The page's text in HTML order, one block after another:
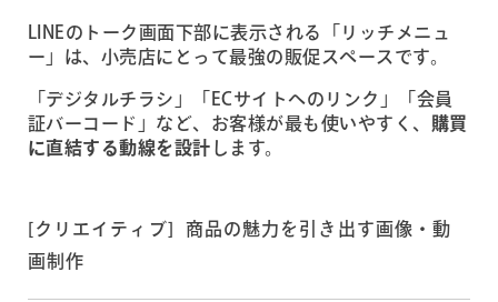
LINEのトーク画面下部に表示される「リッチメニュ
ー」は、小売店にとって最強の販促スペースです。
「デジタルチラシ」「ECサイトへのリンク」「会員
証バーコード」など、お客様が最も使いやすく、 購買
に直結する動線を設計 します。
[クリエイティブ] 商品の魅力を引き出す画像・動
画制作